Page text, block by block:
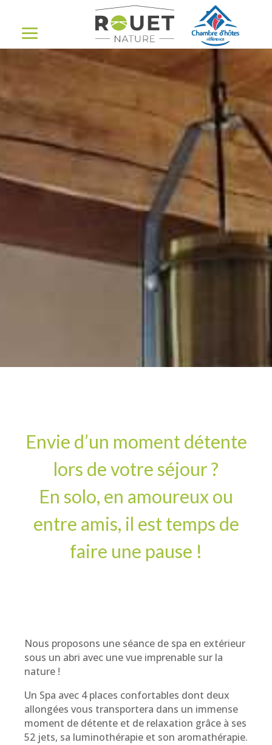
<!-Change navbar ico title->
Spa – Jacuzzi
Envie d’un moment détente
lors de votre séjour ?
En solo, en amoureux ou
entre amis, il est temps de
faire une pause !
Nous proposons une séance de spa en extérieur
sous un abri avec une vue imprenable sur la
nature !
Un Spa avec 4 places confortables dont deux
allongées vous transportera dans un immense
moment de détente et de relaxation grâce à ses
52 jets, sa luminothérapie et son aromathérapie.